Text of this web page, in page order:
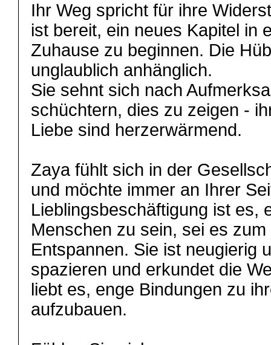
Ihr Weg spricht für ihre
ist bereit, ein neues Kapitel in
Zuhause zu beginnen. Die
unglaublich anhänglich.
Sie sehnt sich nach
schüchtern, dies zu zeigen -
Liebe sind herzerwärmend.
Zaya fühlt sich in der
und möchte immer an Ihrer
Lieblingsbeschäftigung ist es,
Menschen zu sein, sei es
Entspannen. Sie ist neugierig
spazieren und erkundet die
liebt es, enge Bindungen zu
aufzubauen.